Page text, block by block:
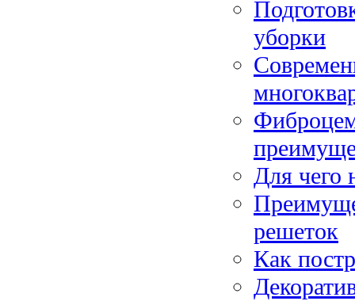
уборки
Для чего
решеток
Как